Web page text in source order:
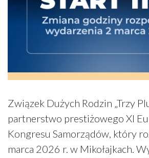
Związek Dużych Rodzin „Trzy
partnerstwo prestiżowego XI
Kongresu Samorządów, który
marca 2026 r. w Mikołajkach.